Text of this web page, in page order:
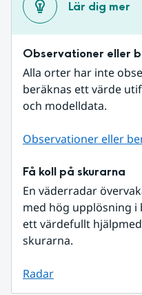
Lär dig mer
Observationer eller
Alla orter har inte
beräknas ett värde
och modelldata.
Observationer eller
Få koll på skurarna
En väderradar
med hög upplösning i
ett värdefullt
skurarna.
Radar